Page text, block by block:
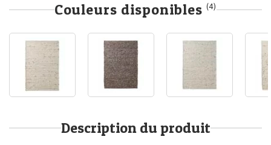
Couleurs disponibles (4)
Description du produit